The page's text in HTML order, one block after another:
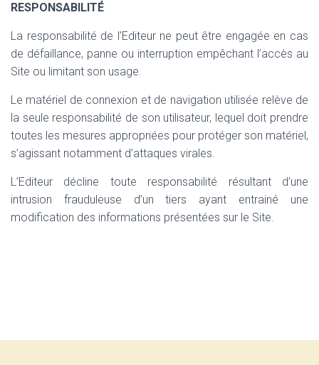
RESPONSABILITÉ
La responsabilité de l’Editeur ne peut être engagée en cas
de défaillance, panne ou interruption empêchant l’accès au
Site ou limitant son usage.
Le matériel de connexion et de navigation utilisée relève de
la seule responsabilité de son utilisateur, lequel doit prendre
toutes les mesures appropriées pour protéger son matériel,
s’agissant notamment d’attaques virales.
L’Editeur décline toute responsabilité résultant d’une
intrusion frauduleuse d’un tiers ayant entrainé une
modification des informations présentées sur le Site.